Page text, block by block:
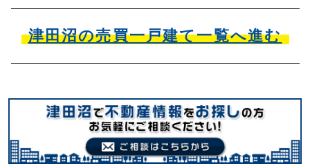
津田沼の売買一戸建て一覧へ進む